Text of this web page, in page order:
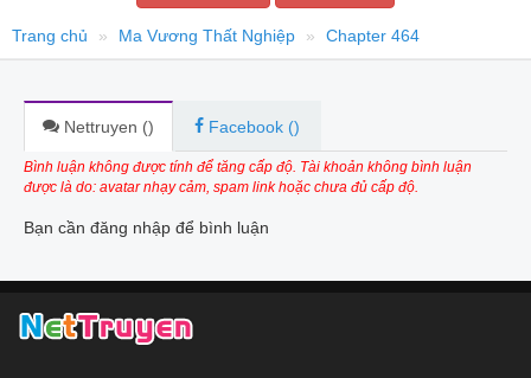
Trang chủ Ma Vương Thất Nghiệp Chapter 464
Nettruyen () Facebook ()
Bình luận không được tính để tăng cấp độ. Tài khoản không bình luận
được là do: avatar nhạy cảm, spam link hoặc chưa đủ cấp độ.
Bạn cần đăng nhập để bình luận